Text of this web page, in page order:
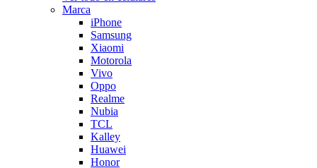
Marca
iPhone
Samsung
Xiaomi
Motorola
Vivo
Oppo
Realme
Nubia
TCL
Kalley
Huawei
Honor